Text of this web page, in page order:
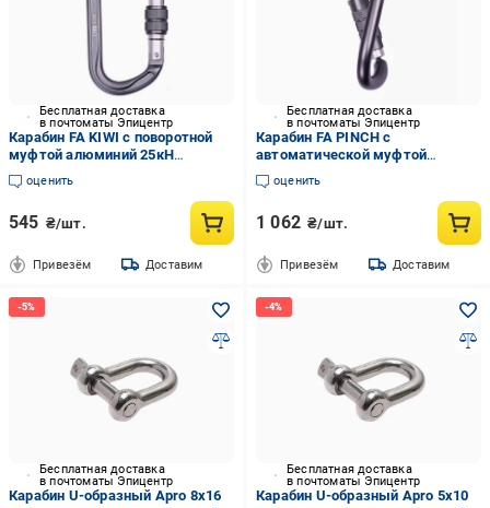
Бесплатная доставка
в почтоматы Эпицентр
Карабин FA KIWI с поворотной
муфтой алюминий 25кН
поперечный 8кН Серый (FA
7105)
оценить
545 ₴/шт.
Привезём Доставим
Бесплатная доставка
в почтоматы Эпицентр
Карабин FA PINCH с
автоматической муфтой
алюминий спиралевидный
нагрузка прямая 25кН
оценить
1 062 ₴/шт.
Привезём Доставим
Бесплатная доставка
в почтоматы Эпицентр
Карабин U-образный Apro 8х16
Бесплатная доставка
в почтоматы Эпицентр
Карабин U-образный Apro 5х10